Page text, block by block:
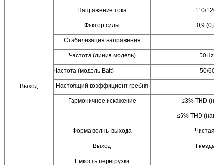
Выход
Напряжение тока 110/
Фактор силы 0,9
Стабилизация напряжения
Частота (линия модель) 50Hz/
Частота (модель Batt) 50/
Настоящий коэффициент гребня
Гармоничное искажение ≤3% THD
≤5% THD
Форма волны выхода Чистая
Выход Гнезда
Емкость перегрузки